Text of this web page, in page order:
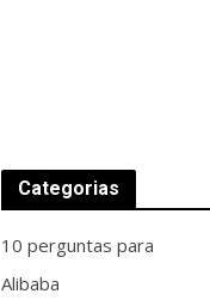
Categorias
10 perguntas para
Alibaba